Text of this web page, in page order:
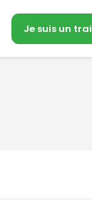
Je suis un